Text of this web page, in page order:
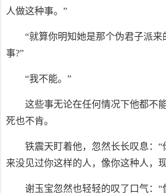
人做这种事。”
“就算你明知她是那个伪君子派
事?”
“我不能。”
这些事无论在任何情况下他都不
死也不肯。
铁震天盯着他，忽然长长叹息：“
来没见过你这样的人，像你这种人，
谢玉宝忽然也轻轻的叹了口气：